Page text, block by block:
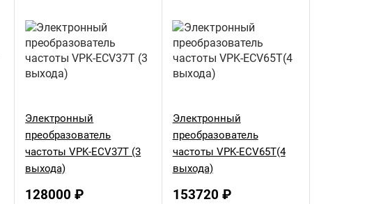
Электронный
преобразователь
частоты VPK-ECV37T (3
выхода)
128000 ₽
Электронный
преобразователь
частоты VPK-ECV65T(4
выхода)
153720 ₽